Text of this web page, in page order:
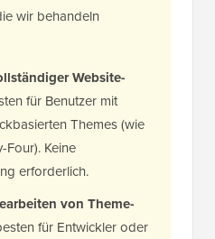
wir behandeln
Website-
für Benutzer mit
Themes (wie
Four). Keine
erforderlich.
von Theme-
für Entwickler oder